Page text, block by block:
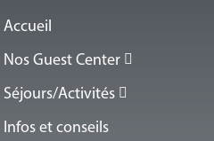
Accueil
Nos Guest Center
Séjours/Activités
Infos et conseils